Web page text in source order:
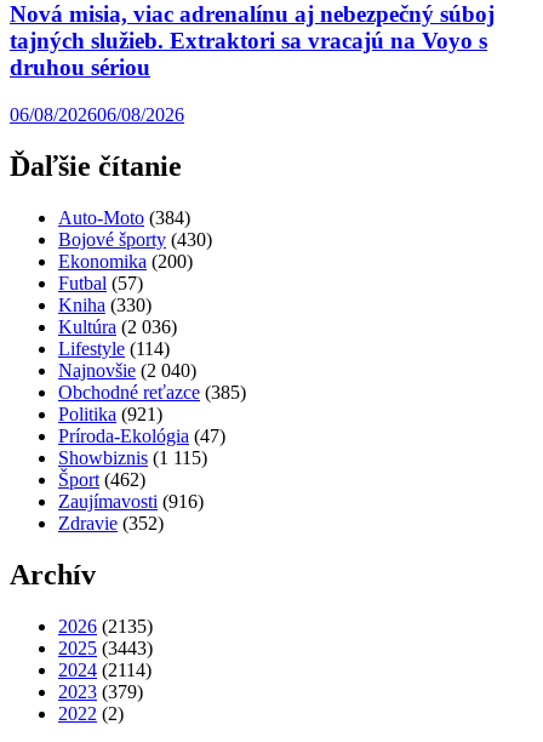
Nová misia, viac adrenalínu aj nebezpečný súboj
tajných služieb. Extraktori sa vracajú na Voyo s
druhou sériou
06/08/202606/08/2026
Ďaľšie čítanie
Auto-Moto (384)
Bojové športy (430)
Ekonomika (200)
Futbal (57)
Kniha (330)
Kultúra (2 036)
Lifestyle (114)
Najnovšie (2 040)
Obchodné reťazce (385)
Politika (921)
Príroda-Ekológia (47)
Showbiznis (1 115)
Šport (462)
Zaujímavosti (916)
Zdravie (352)
Archív
2026 (2135)
2025 (3443)
2024 (2114)
2023 (379)
2022 (2)